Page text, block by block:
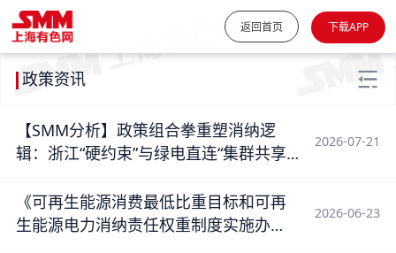
返回首页 下载APP
政策资讯
【SMM分析】政策组合拳重塑消纳逻
辑：浙江“硬约束”与绿电直连“集群共享”
2026-07-21
《可再生能源消费最低比重目标和可再
生能源电力消纳责任权重制度实施办
2026-06-23